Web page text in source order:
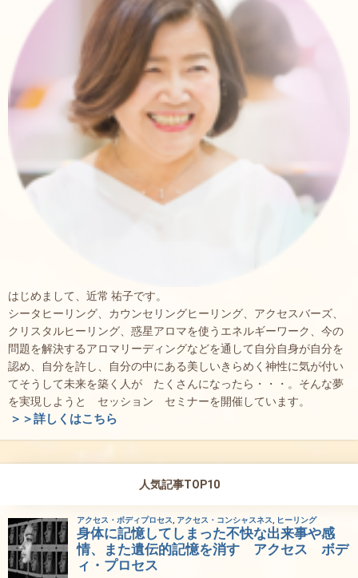
はじめまして、近常 祐子です。
シータヒーリング、カウンセリングヒーリング、アクセスバーズ、
クリスタルヒーリング、惑星アロマを使うエネルギーワーク、今の
問題を解決するアロマリーディングなどを通して自分自身が自分を
認め、自分を許し、自分の中にある美しいきらめく神性に気が付い
てそうして未来を築く人が たくさんになったら・・・。そんな夢
を実現しようと セッション セミナーを開催しています。
＞＞詳しくはこちら
人気記事TOP10